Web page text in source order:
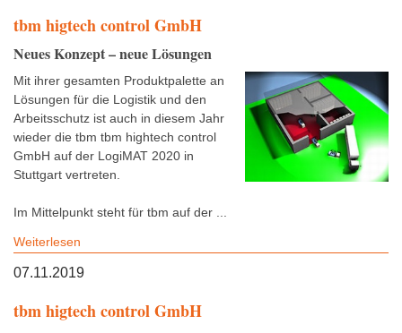
tbm higtech control GmbH
Neues Konzept – neue Lösungen
Mit ihrer gesamten Produktpalette an
Lösungen für die Logistik und den
Arbeitsschutz ist auch in diesem Jahr
wieder die tbm tbm hightech control
GmbH auf der LogiMAT 2020 in
Stuttgart vertreten.
Im Mittelpunkt steht für tbm auf der ...
Weiterlesen
07.11.2019
tbm higtech control GmbH